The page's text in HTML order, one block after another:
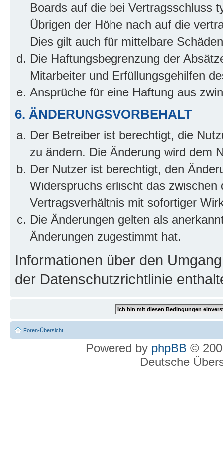
Boards auf die bei Vertragsschluss
Übrigen der Höhe nach auf die
Dies gilt auch für mittelbare
Die Haftungsbegrenzung der
Mitarbeiter und Erfüllungsgehilfen
Ansprüche für eine Haftung aus
6. ÄNDERUNGSVORBEHALT
Der Betreiber ist berechtigt, die
zu ändern. Die Änderung wird dem
Der Nutzer ist berechtigt, den
Widerspruchs erlischt das
Vertragsverhältnis mit sofortiger
Die Änderungen gelten als
Änderungen zugestimmt hat.
Informationen über den
der Datenschutzrichtlinie
Foren-Übersicht
Powered by phpBB ©
Deutsche